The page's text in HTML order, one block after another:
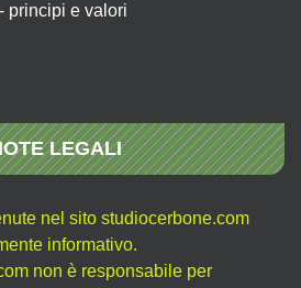
principi e valori
LEGALI
nel sito studiocerbone.com
informativo.
non è responsabile per